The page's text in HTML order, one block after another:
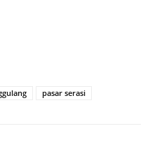
pasar serasi